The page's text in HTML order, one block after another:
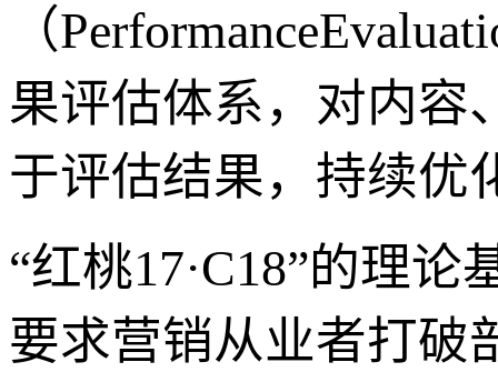
（
果评估体系，对内容
于评估结果，持续优
“红桃17·C18”的理
要求营销从业者打破